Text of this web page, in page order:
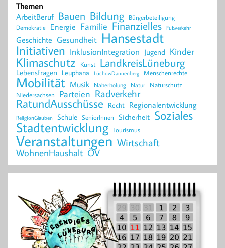
Themen
ArbeitBeruf Bauen Bildung Bürgerbeteiligung
Demokratie Energie Familie Finanzielles Fußverkehr
Geschichte Gesundheit Hansestadt
Initiativen InklusionIntegration Jugend Kinder
Klimaschutz Kunst LandkreisLüneburg
Lebensfragen Leuphana LüchowDannenberg Menschenrechte
Mobilität Musik Naherholung Natur Naturschutz
Niedersachsen Parteien Radverkehr
RatundAusschüsse Recht Regionalentwicklung
ReligionGlauben Schule SeniorInnen Sicherheit Soziales
Stadtentwicklung Tourismus
Veranstaltungen Wirtschaft
WohnenHaushalt ÖV